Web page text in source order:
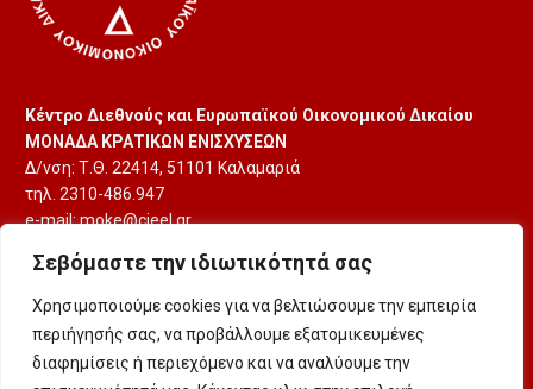
Σεβόμαστε την ιδιωτικότητά σας
Χρησιμοποιούμε cookies για να βελτιώσουμε την εμπειρία
περιήγησής σας, να προβάλλουμε εξατομικευμένες
διαφημίσεις ή περιεχόμενο και να αναλύουμε την
Κέντρο Διεθνούς και Ευρωπαϊκού Οικονομικού Δικαίου
ΜΟΝΑΔΑ ΚΡΑΤΙΚΩΝ ΕΝΙΣΧΥΣΕΩΝ
Δ/νση: Τ.Θ. 22414, 51101 Καλαμαριά
τηλ. 2310-486.947
e-mail:moke@cieel.gr